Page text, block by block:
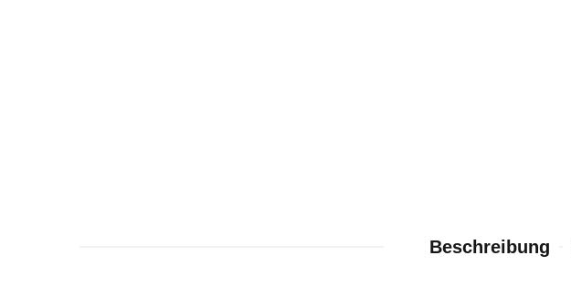
Beschreibung